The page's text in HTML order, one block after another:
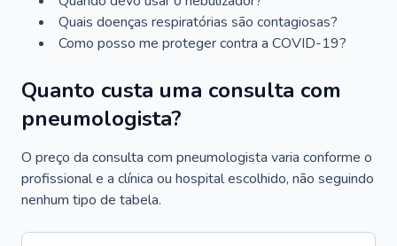
Quais doenças respiratórias são contagiosas?
Como posso me proteger contra a COVID-19?
Quanto custa uma consulta com
pneumologista?
O preço da consulta com pneumologista varia conforme o
profissional e a clínica ou hospital escolhido, não seguindo
nenhum tipo de tabela.